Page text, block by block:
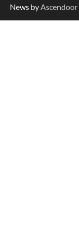
News by Ascendoor